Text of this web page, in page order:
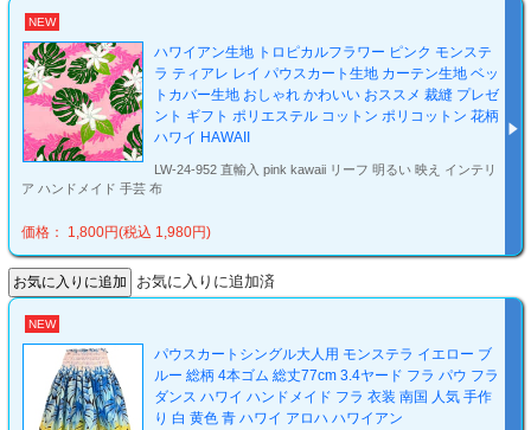
NEW
ハワイアン生地 トロピカルフラワー ピンク モンステ
ラ ティアレ レイ パウスカート生地 カーテン生地 ベッ
トカバー生地 おしゃれ かわいい おススメ 裁縫 プレゼ
ント ギフト ポリエステル コットン ポリコットン 花柄
ハワイ HAWAII
LW-24-952 直輸入 pink kawaii リーフ 明るい 映え インテリ
ア ハンドメイド 手芸 布
価格： 1,800円(税込 1,980円)
お気に入りに追加済
NEW
パウスカートシングル大人用 モンステラ イエロー ブ
ルー 総柄 4本ゴム 総丈77cm 3.4ヤード フラ パウ フラ
ダンス ハワイ ハンドメイド フラ 衣装 南国 人気 手作
り 白 黄色 青 ハワイ アロハ ハワイアン